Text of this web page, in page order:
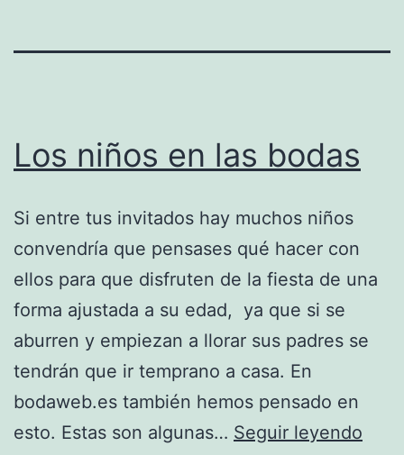
Los niños en las bodas
Si entre tus invitados hay muchos niños
convendría que pensases qué hacer con
ellos para que disfruten de la fiesta de una
forma ajustada a su edad, ya que si se
aburren y empiezan a llorar sus padres se
tendrán que ir temprano a casa. En
bodaweb.es también hemos pensado en
esto. Estas son algunas… Seguir leyendo